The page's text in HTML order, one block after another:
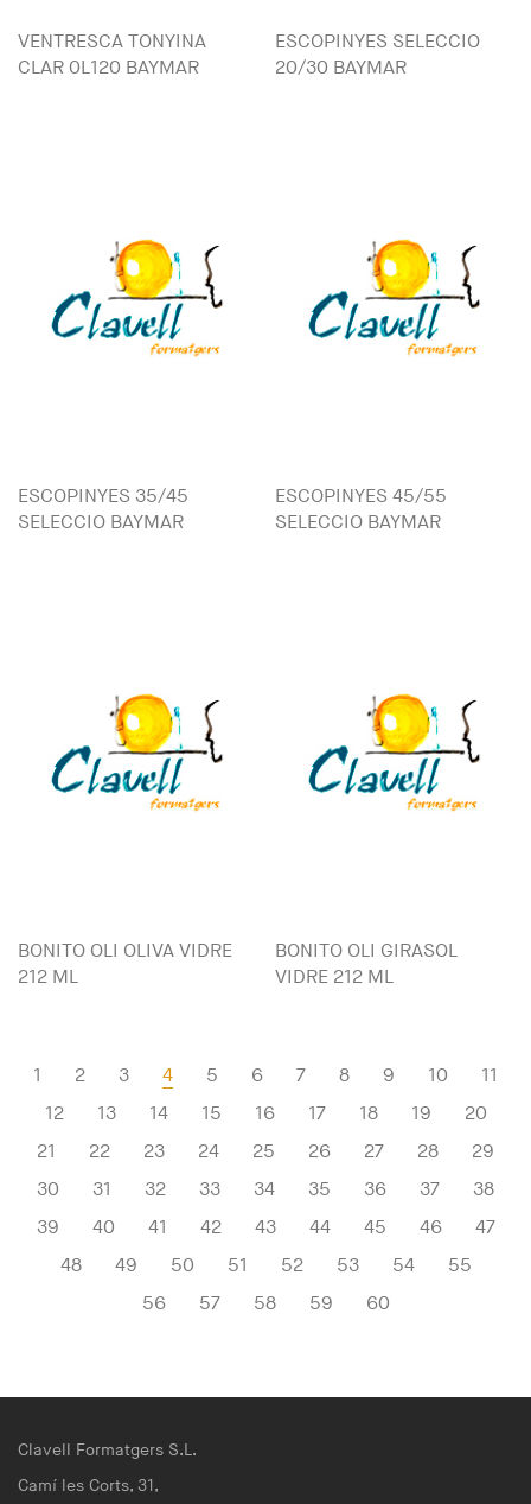
VENTRESCA TONYINA
CLAR 0L120 BAYMAR
ESCOPINYES SELECCIO
20/30 BAYMAR
ESCOPINYES 35/45
SELECCIO BAYMAR
ESCOPINYES 45/55
SELECCIO BAYMAR
BONITO OLI OLIVA VIDRE
212 ML
BONITO OLI GIRASOL
VIDRE 212 ML
1 2 3 4 5 6 7 8 9 10
11
12
13 14 15 16 17 18 19
20
21
22 23 24 25 26 27 28
29
30
31 32 33 34 35 36 37
38
39
40 41 42 43 44 45 46
47
48
49 50 51 52 53 54
55
56
57 58 59 60
Clavell Formatgers S.L.
Camí les Corts, 31,